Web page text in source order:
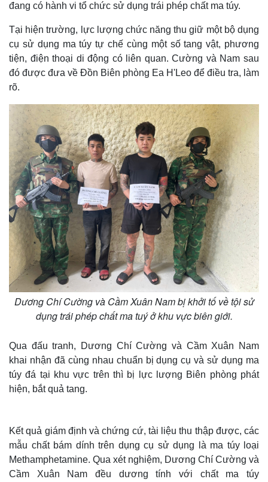
đang có hành vi tổ chức sử dụng trái phép chất ma túy.
Tại hiện trường, lực lượng chức năng thu giữ một bộ dụng
cụ sử dụng ma túy tự chế cùng một số tang vật, phương
tiện, điện thoại di động có liên quan. Cường và Nam sau
đó được đưa về Đồn Biên phòng Ea H'Leo để điều tra, làm
rõ.
Dương Chí Cường và Cầm Xuân Nam bị khởi tố về tội sử
dụng trái phép chất ma tuý ở khu vực biên giới.
Qua đấu tranh, Dương Chí Cường và Cầm Xuân Nam
khai nhận đã cùng nhau chuẩn bị dụng cụ và sử dụng ma
túy đá tại khu vực trên thì bị lực lượng Biên phòng phát
hiện, bắt quả tang.
Kết quả giám định và chứng cứ, tài liệu thu thập được, các
mẫu chất bám dính trên dụng cụ sử dụng là ma túy loại
Methamphetamine. Qua xét nghiệm, Dương Chí Cường và
Cầm Xuân Nam đều dương tính với chất ma túy